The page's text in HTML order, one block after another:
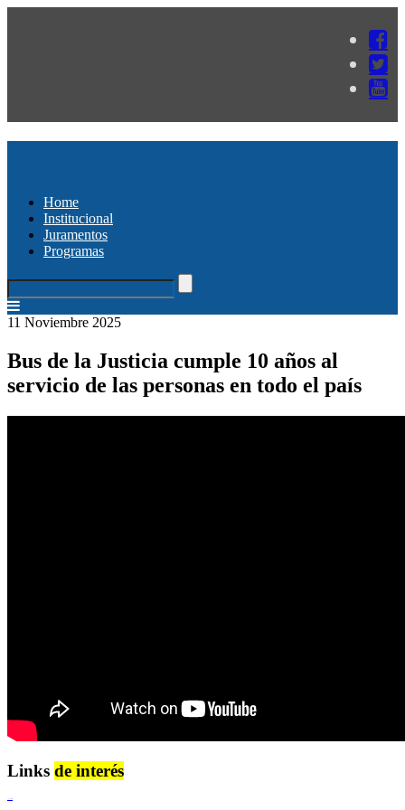
Home
Institucional
Juramentos
Programas
11 Noviembre 2025
Bus de la Justicia cumple 10 años al
servicio de las personas en todo el país
Links de interés